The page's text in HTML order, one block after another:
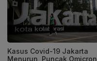
Kasus Covid-19 Jakarta
Menurun, Puncak Omicron